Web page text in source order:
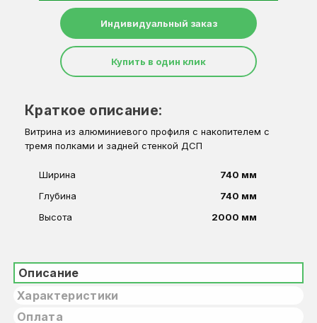
Индивидуальный заказ
Купить в один клик
Краткое описание:
Витрина из алюминиевого профиля с накопителем с
тремя полками и задней стенкой ДСП
Ширина
740 мм
Глубина
740 мм
Высота
2000 мм
Описание
Характеристики
Оплата